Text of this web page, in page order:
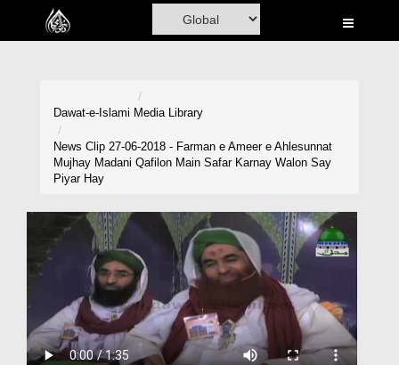
Home
Madani Channel
Volunteer Portal
Rohani Ilaj
Blog
Dawat-e-Islami Media Library
News Clip 27-06-2018 - Farman e Ameer e Ahlesunnat
Mujhay Madani Qafilon Main Safar Karnay Walon Say
Piyar Hay